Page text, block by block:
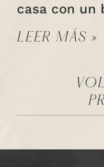
casa con un
LEER MÁS »